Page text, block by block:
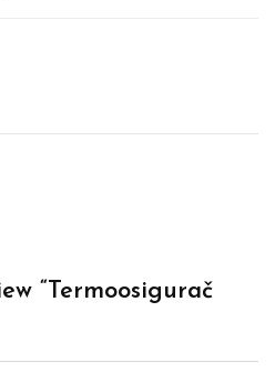
“Termoosigurač